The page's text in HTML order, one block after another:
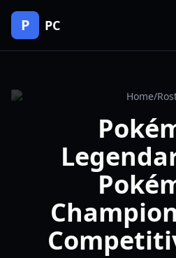
P PC
Home/